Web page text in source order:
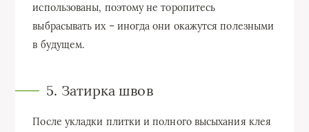
использованы, поэтому не торопитесь
выбрасывать их – иногда они окажутся полезными
в будущем.
5. Затирка швов
После укладки плитки и полного высыхания клея